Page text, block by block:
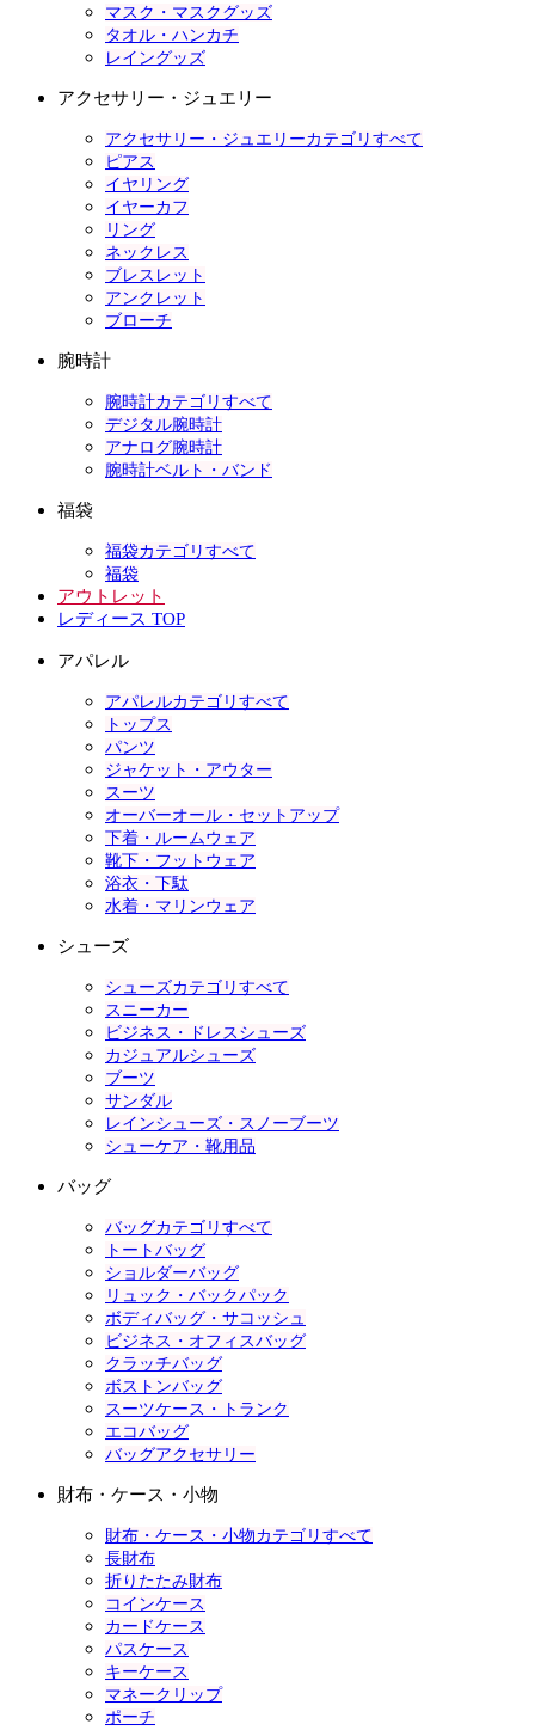
マスク・マスクグッズ
タオル・ハンカチ
レイングッズ
アクセサリー・ジュエリー
アクセサリー・ジュエリーカテゴリすべて
ピアス
イヤリング
イヤーカフ
リング
ネックレス
ブレスレット
アンクレット
ブローチ
腕時計
腕時計カテゴリすべて
デジタル腕時計
アナログ腕時計
腕時計ベルト・バンド
福袋
福袋カテゴリすべて
福袋
アウトレット
レディース TOP
アパレル
アパレルカテゴリすべて
トップス
パンツ
ジャケット・アウター
スーツ
オーバーオール・セットアップ
下着・ルームウェア
靴下・フットウェア
浴衣・下駄
水着・マリンウェア
シューズ
シューズカテゴリすべて
スニーカー
ビジネス・ドレスシューズ
カジュアルシューズ
ブーツ
サンダル
レインシューズ・スノーブーツ
シューケア・靴用品
バッグ
バッグカテゴリすべて
トートバッグ
ショルダーバッグ
リュック・バックパック
ボディバッグ・サコッシュ
ビジネス・オフィスバッグ
クラッチバッグ
ボストンバッグ
スーツケース・トランク
エコバッグ
バッグアクセサリー
財布・ケース・小物
財布・ケース・小物カテゴリすべて
長財布
折りたたみ財布
コインケース
カードケース
パスケース
キーケース
マネークリップ
ポーチ